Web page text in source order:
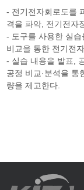
- 전기전자회로도를
격을 파악, 전기전자
- 도구를 사용한 실
비교을 통한 전기전
- 실습 내용을 발표,
공정 비교·분석을 통
량을 제고한다.